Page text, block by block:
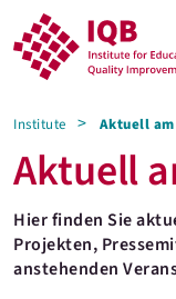
Institute Aktuell am
Aktuell
Hier finden Sie
Projekten,
anstehenden